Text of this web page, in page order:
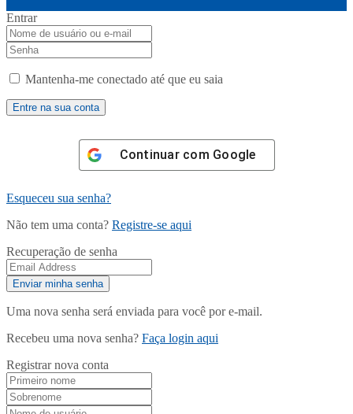
Entrar
Mantenha-me conectado até que eu saia
Continuar com Google
Esqueceu sua senha?
Não tem uma conta? Registre-se aqui
Recuperação de senha
Uma nova senha será enviada para você por e-mail.
Recebeu uma nova senha? Faça login aqui
Registrar nova conta